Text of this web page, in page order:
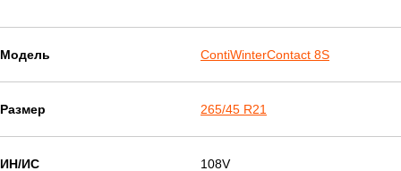
Модель ContiWinterContact 8S
Размер 265/45 R21
ИН/ИС 108V